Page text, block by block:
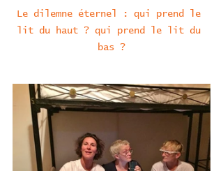
Le dilemne éternel : qui prend le
lit du haut ? qui prend le lit du
bas ?